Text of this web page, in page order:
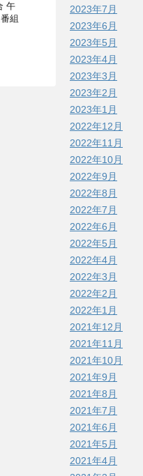
午
組
2023年7月
2023年6月
2023年5月
2023年4月
2023年3月
2023年2月
2023年1月
2022年12月
2022年11月
2022年10月
2022年9月
2022年8月
2022年7月
2022年6月
2022年5月
2022年4月
2022年3月
2022年2月
2022年1月
2021年12月
2021年11月
2021年10月
2021年9月
2021年8月
2021年7月
2021年6月
2021年5月
2021年4月